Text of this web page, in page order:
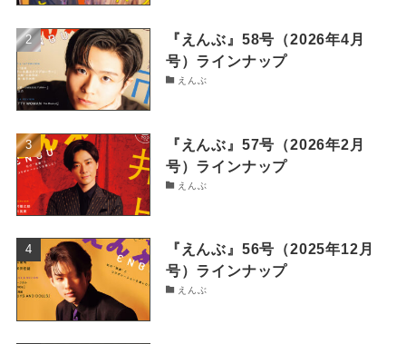
『えんぶ』58号（2026年4月
号）ラインナップ
えんぶ
『えんぶ』57号（2026年2月
号）ラインナップ
えんぶ
『えんぶ』56号（2025年12月
号）ラインナップ
えんぶ